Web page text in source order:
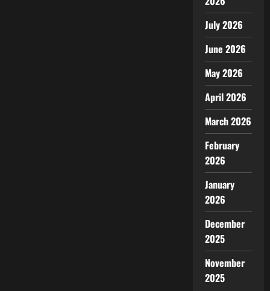
July 2026
June 2026
May 2026
April 2026
March 2026
February
2026
January
2026
December
2025
November
2025